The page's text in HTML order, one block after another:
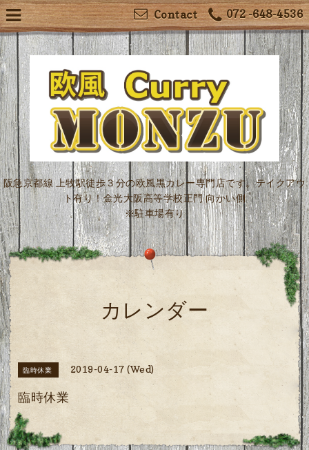
072 -648-4536
Contact
阪急京都線 上牧駅徒歩３分の欧風黒カレー専門店です。テイクアウ
ト有り！金光大阪高等学校正門 向かい側
※駐車場有り
カレンダー
臨時休業 2019-04-17 (Wed)
臨時休業